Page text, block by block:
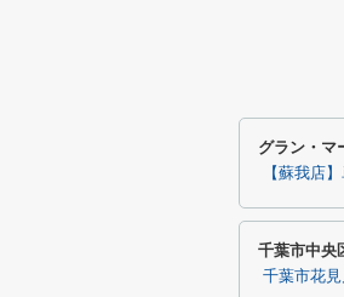
グラン・マ
【蘇我店
千葉市中央
千葉市花見